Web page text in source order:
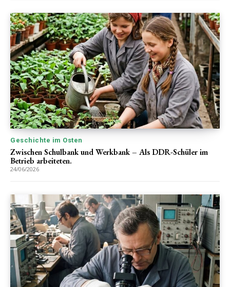
Geschichte im Osten
Zwischen Schulbank und Werkbank – Als DDR-Schüler im
Betrieb arbeiteten.
24/06/2026